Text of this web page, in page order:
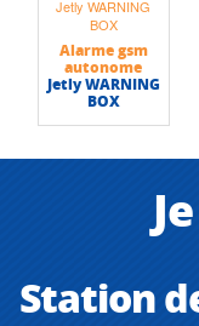
Alarme gsm
autonome
Jetly WARNING
BOX
Station